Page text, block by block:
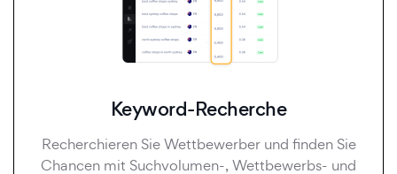
Keyword-Recherche
Recherchieren Sie Wettbewerber und finden Sie
Chancen mit Suchvolumen-, Wettbewerbs- und